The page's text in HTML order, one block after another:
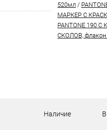
520мл /
МАРКЕР С
PANTONE 190
СКОЛОВ, флакон
Наличие